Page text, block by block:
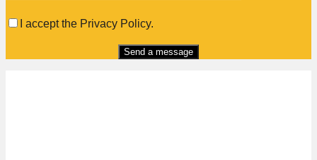
I accept the Privacy Policy.